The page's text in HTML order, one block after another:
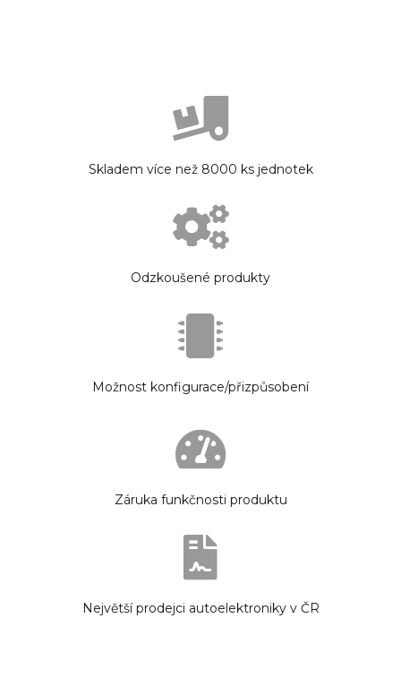
Skladem více než 8000 ks jednotek
Odzkoušené produkty
Možnost konfigurace/přizpůsobení
Záruka funkčnosti produktu
Největší prodejci autoelektroniky v ČR